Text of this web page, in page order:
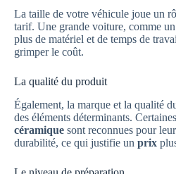
La taille de votre véhicule joue un
tarif. Une grande voiture, comme
plus de matériel et de temps de
grimper le coût.
La qualité du produit
Également, la marque et la qualité
des éléments déterminants.
céramique sont reconnues pour
durabilité, ce qui justifie un prix